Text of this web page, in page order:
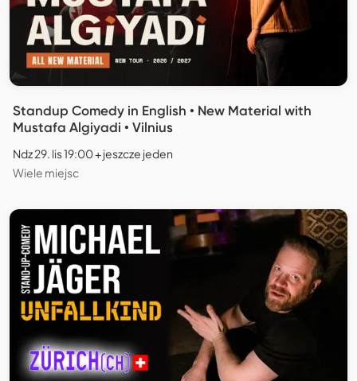
Standup Comedy in English • New Material with
Mustafa Algiyadi • Vilnius
Ndz 29. lis 19:00 + jeszcze jeden
Wiele miejsc